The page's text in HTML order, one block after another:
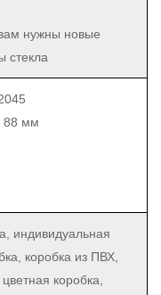
нужны новые
стекла
88 мм
индивидуальная
коробка из ПВХ,
коробка,